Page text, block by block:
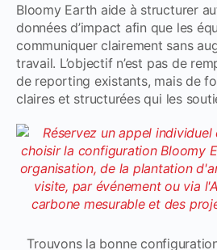
Bloomy Earth aide à structurer
données d’impact afin que les
communiquer clairement sans
travail. L’objectif n’est pas de
de reporting existants, mais de
claires et structurées qui les
Trouvons la bonne